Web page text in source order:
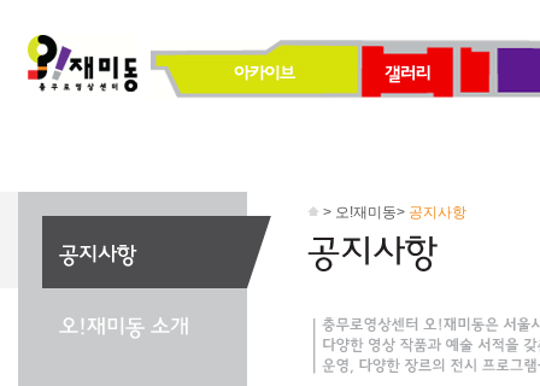
> 오!재미동> 공지사항